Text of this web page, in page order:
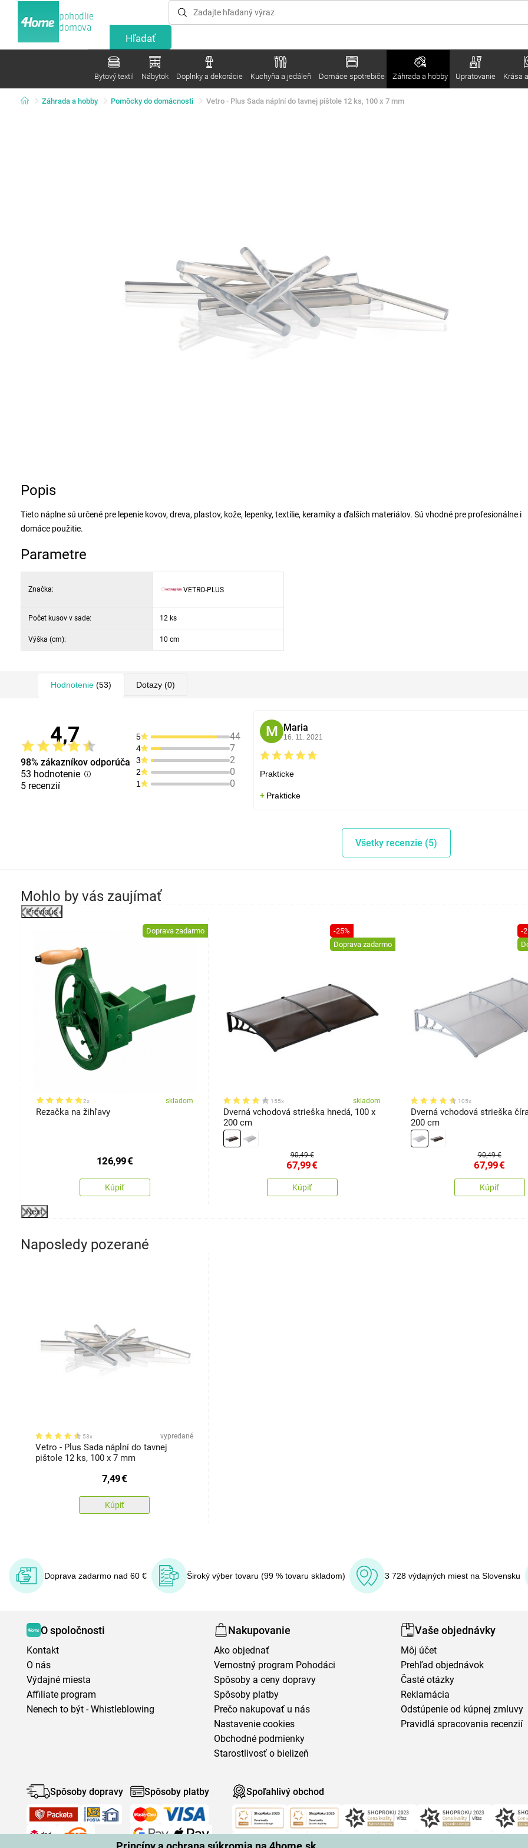
pohodlie
domova
Bytový textil Nábytok Doplnky a dekorácie Kuchyňa a jedáleň Domáce spotrebiče Záhrada a hobby Upratovanie Krása
Záhrada a hobby Pomôcky do domácnosti Vetro - Plus Sada náplní do tavnej pištole 12 ks, 100 x 7 mm
Popis
Tieto náplne sú určené pre lepenie kovov, dreva, plastov, kože, lepenky, textílie, keramiky a ďalších materiálov. Sú vhodné pre profesionálne i
domáce použitie.
Parametre
Značka: VETRO-PLUS
Počet kusov v sade: 12 ks
Výška (cm): 10 cm
Hodnotenie (53) Dotazy (0)
4,7
98% zákazníkov odporúča
53 hodnotenie
5 recenzií
5 44
4 7
3 2
2 0
1 0
M Maria
16. 11. 2021
Prakticke
Prakticke
Všetky recenzie (5)
Mohlo by vás zaujímať
Previous
Doprava zadarmo
2x skladom
Rezačka na žihľavy
126,99€
Kúpiť
-25%
Doprava zadarmo
155x skladom
Dverná vchodová strieška hnedá, 100 x
200 cm
90,49 €
67,99€
Kúpiť
-
105x
Dverná vchodová strieška
200 cm
90,49 €
67,99€
Kúpiť
Next
Naposledy pozerané
53x vypredané
Vetro - Plus Sada náplní do tavnej
pištole 12 ks, 100 x 7 mm
7,49€
Kúpiť
Doprava zadarmo nad 60 € Široký výber tovaru (99 % tovaru skladom) 3 728 výdajných miest na Slovensku
O spoločnosti
Kontakt
O nás
Výdajné miesta
Affiliate program
Nenech to být - Whistleblowing
Nakupovanie
Ako objednať
Vernostný program Pohodáci
Spôsoby a ceny dopravy
Spôsoby platby
Prečo nakupovať u nás
Nastavenie cookies
Obchodné podmienky
Starostlivosť o bielizeň
Vaše objednávky
Môj účet
Prehľad objednávok
Časté otázky
Reklamácia
Odstúpenie od kúpnej zmluvy
Pravidlá spracovania recenzií
Spôsoby dopravy Spôsoby platby Spoľahlivý obchod